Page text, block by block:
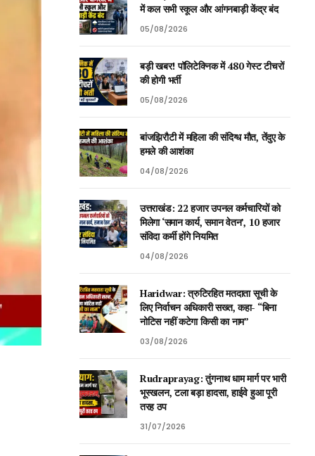
में कल सभी स्कूल और आंगनबाड़ी केंद्र बंद
05/08/2026
बड़ी खबर! पॉलिटेक्निक में 480 गेस्ट टीचरों
की होगी भर्ती
05/08/2026
बांजझिरौटी में महिला की संदिग्ध मौत, तेंदुए के
हमले की आशंका
04/08/2026
उत्तराखंड: 22 हजार उपनल कर्मचारियों को
मिलेगा ‘समान कार्य, समान वेतन’, 10 हजार
संविदा कर्मी होंगे नियमित
04/08/2026
Haridwar: त्रुटिरहित मतदाता सूची के
लिए निर्वाचन अधिकारी सख्त, कहा- “बिना
नोटिस नहीं कटेगा किसी का नाम”
03/08/2026
Rudraprayag: तुंगनाथ धाम मार्ग पर भारी
भूस्खलन, टला बड़ा हादसा, हाईवे हुआ पूरी
तरह ठप
31/07/2026